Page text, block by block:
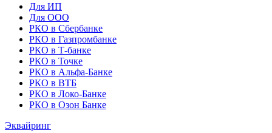
Для ИП
Для ООО
РКО в Сбербанке
РКО в Газпромбанке
РКО в Т-банке
РКО в Точке
РКО в Альфа-Банке
РКО в ВТБ
РКО в Локо-Банке
РКО в Озон Банке
Эквайринг